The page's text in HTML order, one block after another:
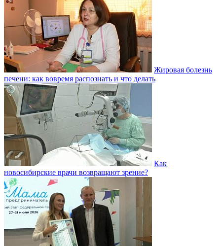
Жировая болезнь
печени: как вовремя распознать и что делать
Как
новосибирские врачи возвращают зрение?